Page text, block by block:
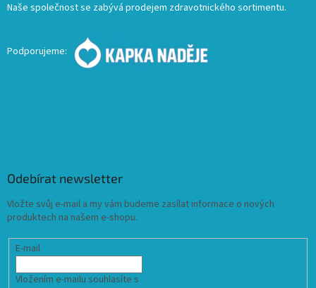
Naše společnost se zabývá prodejem zdravotnického sortimentu.
Podporujeme:
Odebírat newsletter
Vložte svůj e-mail a my vám budeme zasílat informace o nových
produktech na našem e-shopu.
E-mail
Vložením e-mailu souhlasíte s